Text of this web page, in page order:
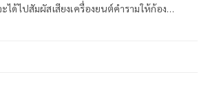
ะได้ไปสัมผัสเสียงเครื่องยนต์คำรามให้ก้องหู